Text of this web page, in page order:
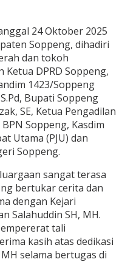
24 Oktober 2025
Soppeng, dihadiri
dan tokoh
Ketua DPRD Soppeng,
1423/Soppeng
Bupati Soppeng
SE, Ketua Pengadilan
Soppeng, Kasdim
Utama (PJU) dan
Soppeng.
sangat terasa
bertukar cerita dan
dengan Kejari
Salahuddin SH, MH.
tali
kasih atas dedikasi
selama bertugas di